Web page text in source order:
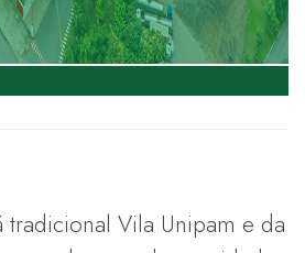
tradicional Vila Unipam e da